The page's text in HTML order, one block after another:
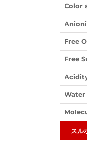
Color
Free
Free
Water
スル